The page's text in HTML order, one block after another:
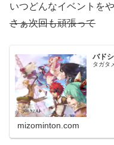
いつどんなイベントを
さぁ次回も頑張って
バド
タガタ
mizominton.com